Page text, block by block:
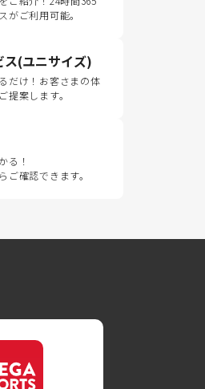
がご利用可能。
ス(ユニサイズ)
だけ！お客さまの体
提案します。
る！
ご確認できます。